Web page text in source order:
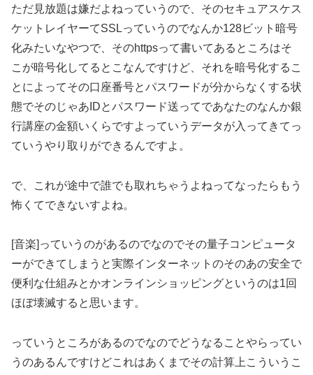
ただ見放題は嫌だよねっていうので、そのセキュアスケス
ケットレイヤーてSSLっていうのでなんか128ビット暗号
化みたいなやつで、そのhttpsって書いてあるところはそ
こが暗号化してるとこなんですけど、それを暗号化するこ
とによってその口座番号とパスワードが分からなくする状
態でそのじゃあIDとパスワード送ってであなたのなんか銀
行講座の金額いくらですよっていうデータが入ってきてっ
ていうやり取りができるんですよ。
で、これが途中で誰でも取れちゃうよねってなったらもう
怖くてできないすよね。
[音楽]っていうのがあるのでなのでその量子コンピュータ
ーができてしまうと実際インターネットのそのあの安全で
便利な仕組みとかオンラインショッピングというのは1回
ほぼ壊滅すると思います。
っていうところがあるのでなのでどうなることやらってい
うのあるんですけどこれはあくまでその計算上こういうこ